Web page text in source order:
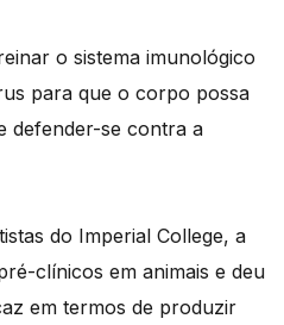
o sistema imunológico
para que o corpo possa
defender-se contra a
do Imperial College, a
clínicos em animais e deu
em termos de produzir